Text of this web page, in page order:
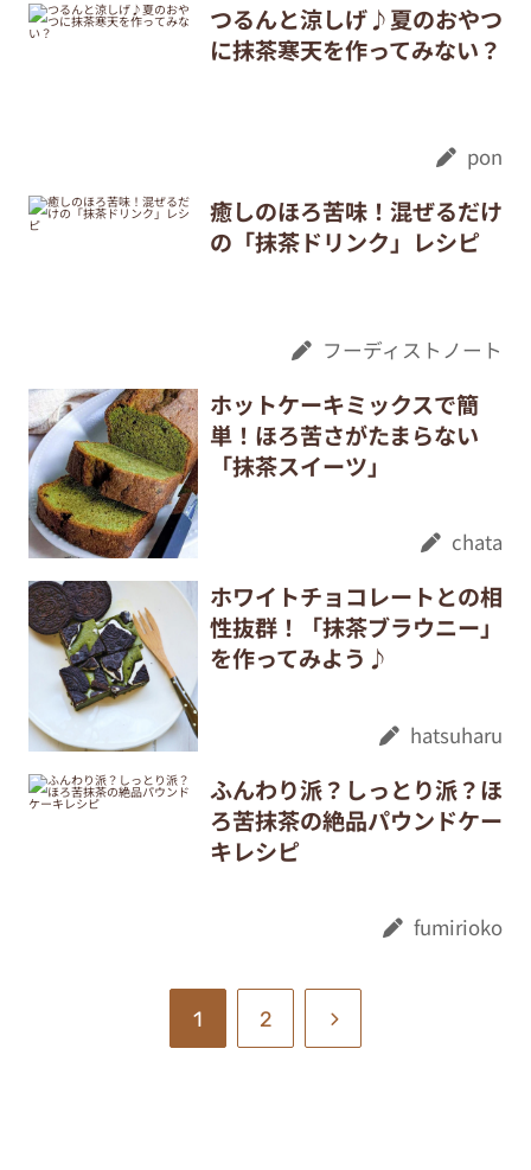
つるんと涼しげ♪夏のおやつ
に抹茶寒天を作ってみない？
pon
癒しのほろ苦味！混ぜるだけ
の「抹茶ドリンク」レシピ
フーディストノート
ホットケーキミックスで簡
単！ほろ苦さがたまらない
「抹茶スイーツ」
chata
ホワイトチョコレートとの相
性抜群！「抹茶ブラウニー」
を作ってみよう♪
hatsuharu
ふんわり派？しっとり派？ほ
ろ苦抹茶の絶品パウンドケー
キレシピ
fumirioko
1 2